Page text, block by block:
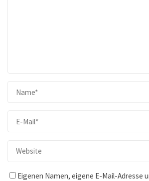
Eigenen Namen, eigene E-Mail-Adresse